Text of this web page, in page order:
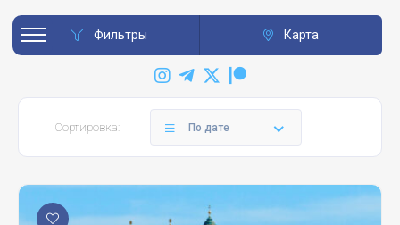
Фильтры Карта
Сортировка: По дате